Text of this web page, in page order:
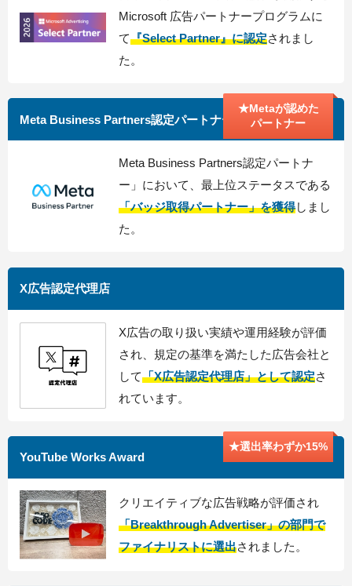
Microsoft 広告パートナープログラムに
て『Select Partner』に認定されまし
た。
Meta Business Partners認定パートナー
★Metaが認めた
パートナー
Meta Business Partners認定パートナ
ー」において、最上位ステータスである
「バッジ取得パートナー」を獲得しまし
た。
X広告認定代理店
X広告の取り扱い実績や運用経験が評価
され、規定の基準を満たした広告会社と
して「X広告認定代理店」として認定さ
れています。
YouTube Works Award
★選出率わずか15%
クリエイティブな広告戦略が評価され
「Breakthrough Advertiser」の部門で
ファイナリストに選出されました。